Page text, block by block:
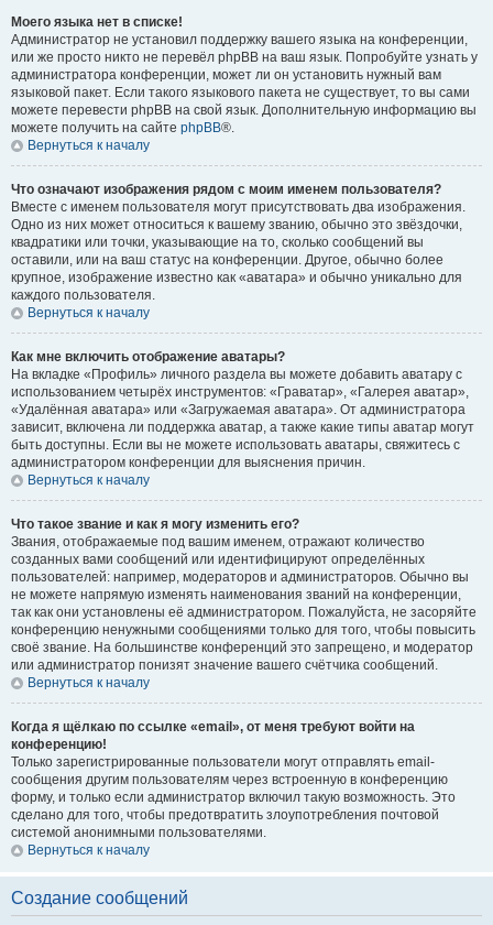
Моего языка нет в списке!
Администратор не установил поддержку вашего языка на конференции,
или же просто никто не перевёл phpBB на ваш язык. Попробуйте узнать у
администратора конференции, может ли он установить нужный вам
языковой пакет. Если такого языкового пакета не существует, то вы сами
можете перевести phpBB на свой язык. Дополнительную информацию вы
можете получить на сайте phpBB®.
Вернуться к началу
Что означают изображения рядом с моим именем пользователя?
Вместе с именем пользователя могут присутствовать два изображения.
Одно из них может относиться к вашему званию, обычно это звёздочки,
квадратики или точки, указывающие на то, сколько сообщений вы
оставили, или на ваш статус на конференции. Другое, обычно более
крупное, изображение известно как «аватара» и обычно уникально для
каждого пользователя.
Вернуться к началу
Как мне включить отображение аватары?
На вкладке «Профиль» личного раздела вы можете добавить аватару с
использованием четырёх инструментов: «Граватар», «Галерея аватар»,
«Удалённая аватара» или «Загружаемая аватара». От администратора
зависит, включена ли поддержка аватар, а также какие типы аватар могут
быть доступны. Если вы не можете использовать аватары, свяжитесь с
администратором конференции для выяснения причин.
Вернуться к началу
Что такое звание и как я могу изменить его?
Звания, отображаемые под вашим именем, отражают количество
созданных вами сообщений или идентифицируют определённых
пользователей: например, модераторов и администраторов. Обычно вы
не можете напрямую изменять наименования званий на конференции,
так как они установлены её администратором. Пожалуйста, не засоряйте
конференцию ненужными сообщениями только для того, чтобы повысить
своё звание. На большинстве конференций это запрещено, и модератор
или администратор понизят значение вашего счётчика сообщений.
Вернуться к началу
Когда я щёлкаю по ссылке «email», от меня требуют войти на
конференцию!
Только зарегистрированные пользователи могут отправлять email-
сообщения другим пользователям через встроенную в конференцию
форму, и только если администратор включил такую возможность. Это
сделано для того, чтобы предотвратить злоупотребления почтовой
системой анонимными пользователями.
Вернуться к началу
Создание сообщений